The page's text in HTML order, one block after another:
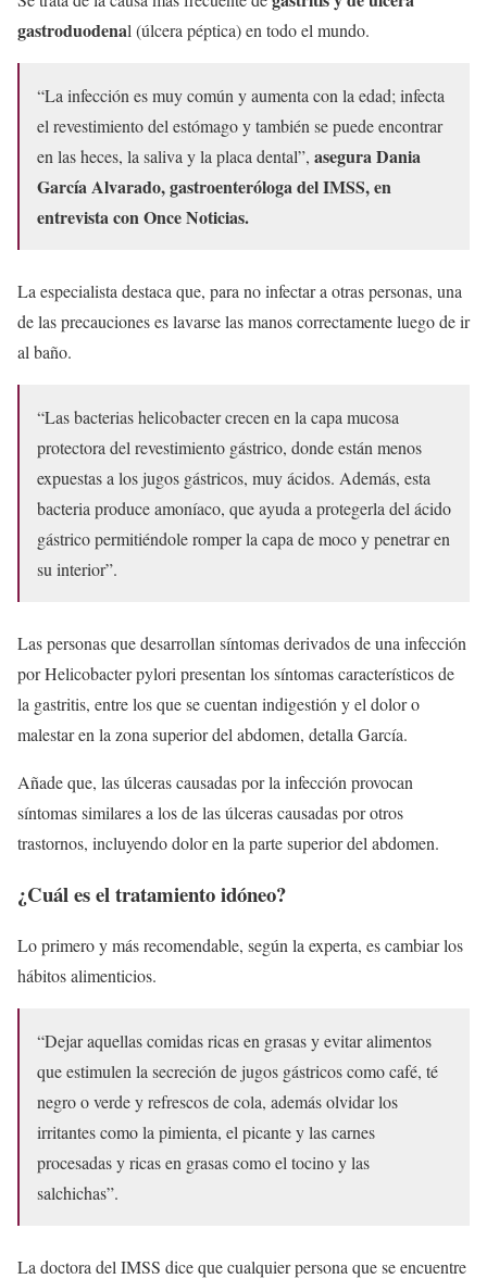
gastroduodenal (úlcera péptica) en todo el mundo.
“La infección es muy común y aumenta con la edad; infecta
el revestimiento del estómago y también se puede encontrar
en las heces, la saliva y la placa dental”, asegura Dania
García Alvarado, gastroenteróloga del IMSS, en
entrevista con Once Noticias.
La especialista destaca que, para no infectar a otras personas, una
de las precauciones es lavarse las manos correctamente luego de ir
al baño.
“Las bacterias helicobacter crecen en la capa mucosa
protectora del revestimiento gástrico, donde están menos
expuestas a los jugos gástricos, muy ácidos. Además, esta
bacteria produce amoníaco, que ayuda a protegerla del ácido
gástrico permitiéndole romper la capa de moco y penetrar en
su interior”.
Las personas que desarrollan síntomas derivados de una infección
por Helicobacter pylori presentan los síntomas característicos de
la gastritis, entre los que se cuentan indigestión y el dolor o
malestar en la zona superior del abdomen, detalla García.
Añade que, las úlceras causadas por la infección provocan
síntomas similares a los de las úlceras causadas por otros
trastornos, incluyendo dolor en la parte superior del abdomen.
¿Cuál es el tratamiento idóneo?
Lo primero y más recomendable, según la experta, es cambiar los
hábitos alimenticios.
“Dejar aquellas comidas ricas en grasas y evitar alimentos
que estimulen la secreción de jugos gástricos como café, té
negro o verde y refrescos de cola, además olvidar los
irritantes como la pimienta, el picante y las carnes
procesadas y ricas en grasas como el tocino y las
salchichas”.
La doctora del IMSS dice que cualquier persona que se encuentre